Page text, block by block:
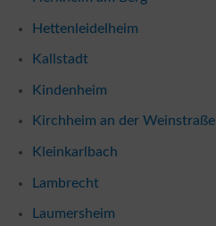
Hettenleidelheim
Kallstadt
Kindenheim
Kirchheim an der Weinstraße
Kleinkarlbach
Lambrecht
Laumersheim